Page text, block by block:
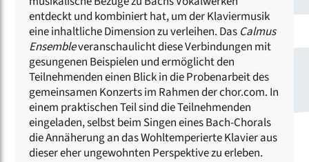
entdeckt und kombiniert hat, um der Klaviermusik
eine inhaltliche Dimension zu verleihen. Das Calmus
Ensembleveranschaulicht diese Verbindungen mit
gesungenen Beispielen und ermöglicht den
Teilnehmenden einen Blick in die Probenarbeit des
gemeinsamen Konzerts im Rahmen der chor.com. In
einem praktischen Teil sind die Teilnehmenden
eingeladen, selbst beim Singen eines Bach-Chorals
die Annäherung an das Wohltemperierte Klavier aus
dieser eher ungewohnten Perspektive zu erleben.